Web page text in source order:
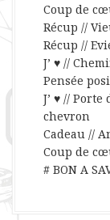
Coup de
Récup //
Récup //
J’ ♥ //
Pensée
J’ ♥ //
chevron
Cadeau //
Coup de
# BON A